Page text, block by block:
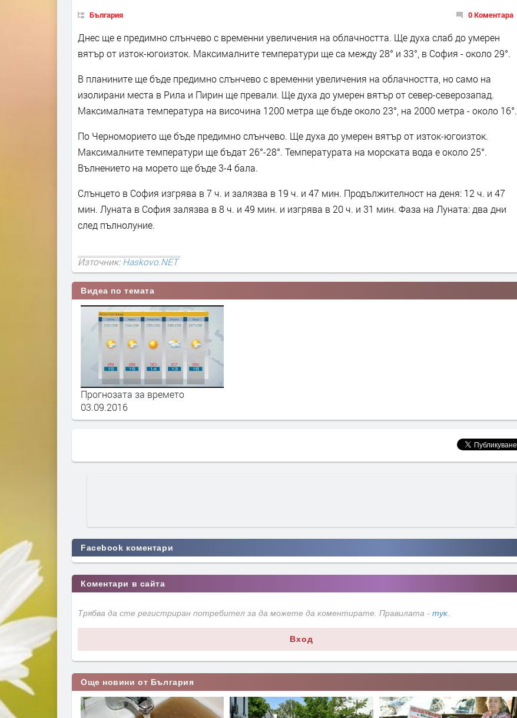
България 0 Коментара
Днес ще е предимно слънчево с временни увеличения на облачността. Ще духа слаб до умерен
вятър от изток-югоизток. Максималните температури ще са между 28° и 33°, в София - около 29°.
В планините ще бъде предимно слънчево с временни увеличения на облачността, но само на
изолирани места в Рила и Пирин ще превали. Ще духа до умерен вятър от север-северозапад.
Максималната температура на височина 1200 метра ще бъде около 23°, на 2000 метра - около 16°.
По Черноморието ще бъде предимно слънчево. Ще духа до умерен вятър от изток-югоизток.
Максималните температури ще бъдат 26°-28°. Температурата на морската вода е около 25°.
Вълнението на морето ще бъде 3-4 бала.
Слънцето в София изгрява в 7 ч. и залязва в 19 ч. и 47 мин. Продължителност на деня: 12 ч. и 47
мин. Луната в София залязва в 8 ч. и 49 мин. и изгрява в 20 ч. и 31 мин. Фаза на Луната: два дни
след пълнолуние.
Източник:Haskovo.NET
Видеа по темата
Прогнозата за времето
03.09.2016
Facebook коментари
Коментари в сайта
Трябва да сте регистриран потребител за да можете да коментирате. Правилата - тук.
Вход
Още новини от България